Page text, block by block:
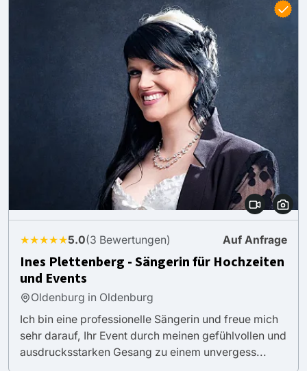
★★★★★5.0(3 Bewertungen) Auf Anfrage
Ines Plettenberg - Sängerin für Hochzeiten
und Events
Oldenburg in Oldenburg
Ich bin eine professionelle Sängerin und freue mich
sehr darauf, Ihr Event durch meinen gefühlvollen und
ausdrucksstarken Gesang zu einem unvergess...